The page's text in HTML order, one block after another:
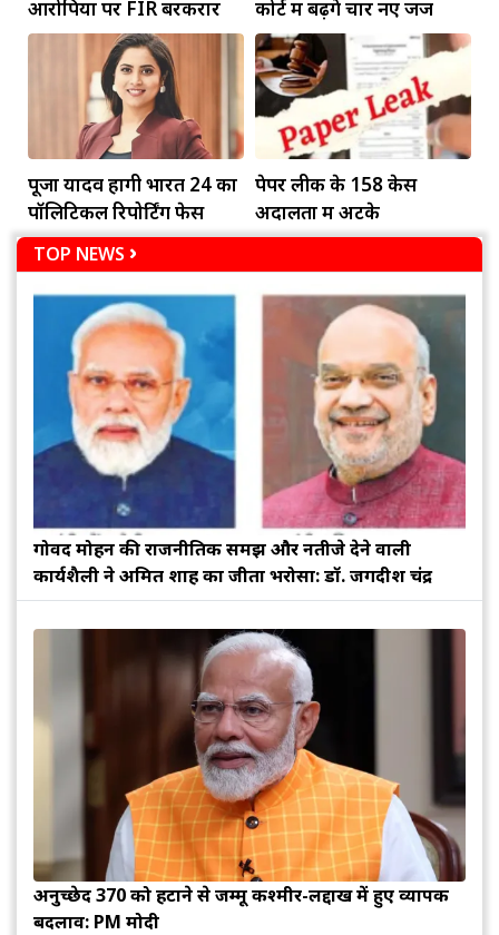
आरोपियों पर FIR बरकरार कोर्ट में बढ़ेंगे चार नए जज
पूजा यादव होंगी भारत 24 का
पॉलिटिकल रिपोर्टिंग फेस
पेपर लीक के 158 केस
अदालतों में अटके
TOP NEWS
गोविंद मोहन की राजनीतिक समझ और नतीजे देने वाली
कार्यशैली ने अमित शाह का जीता भरोसा: डॉ. जगदीश चंद्र
अनुच्छेद 370 को हटाने से जम्मू कश्मीर-लद्दाख में हुए व्यापक
बदलाव: PM मोदी